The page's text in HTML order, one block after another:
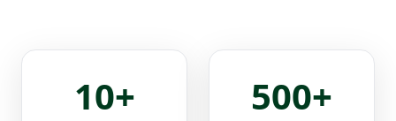
10+ 500+